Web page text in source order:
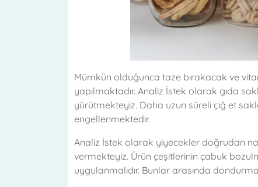
Mümkün olduğunca taze bırakacak ve
yapılmaktadır. Analiz İstek olarak gıda
yürütmekteyiz. Daha uzun süreli çiğ et
engellenmektedir.
Analiz İstek olarak yiyecekler doğrudan
vermekteyiz. Ürün çeşitlerinin çabuk
uygulanmalıdır. Bunlar arasında